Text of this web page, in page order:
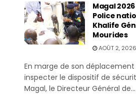
Magal 2026
Police
Khalife
Mourides
AOÛT 2, 2026
En marge de son
inspecter le dispositif de
Magal, le Directeur Général de...